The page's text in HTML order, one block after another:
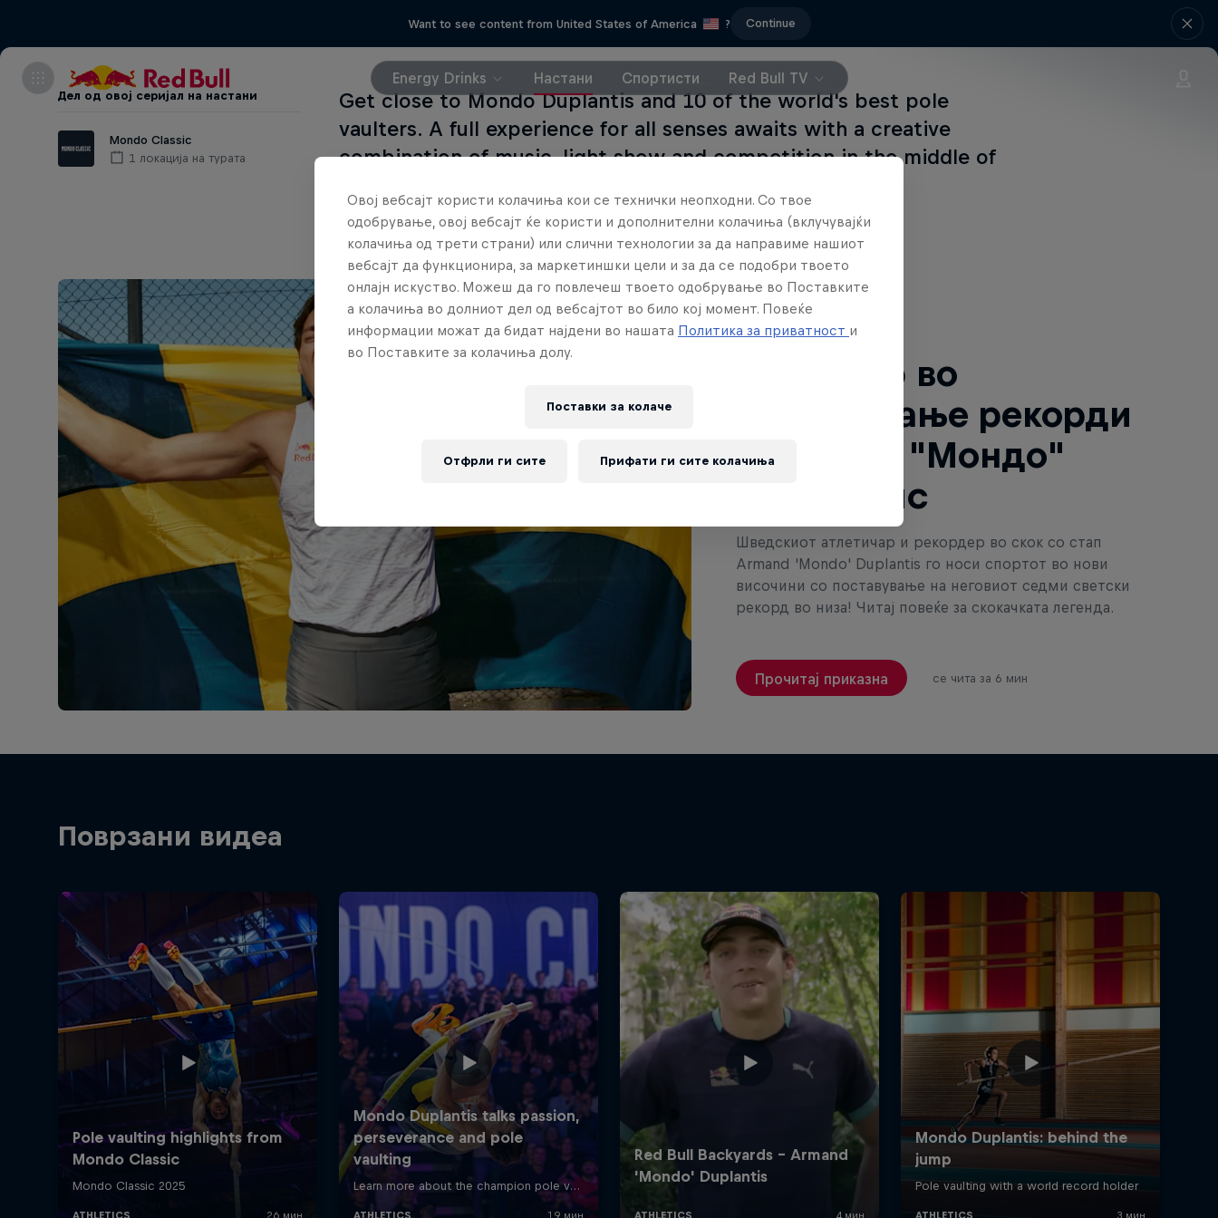
Want to see content from United States of America ? Continue
Energy Drinks Настани Спортисти Red Bull TV
Дел од овој серијал на настани
Mondo Classic
1 локација на турата
Get close to Mondo Duplantis and 10 of the world's best pole
vaulters. A full experience for all senses awaits with a creative
combination of music, light show and competition in the middle of
Читај го ова следно
Рекордер во
поставување рекорди
- Арманд "Мондо"
Дуплантис
Шведскиот атлетичар и рекордер во скок со стап
Armand 'Mondo' Duplantis го носи спортот во нови
височини со поставување на неговиот седми светски
рекорд во низа! Читај повеќе за скокачката легенда.
Прочитај приказна се чита за 6 мин
Поврзани видеа
Овој вебсајт користи колачиња кои се технички неопходни. Со твое
одобрување, овој вебсајт ќе користи и дополнителни колачиња (вклучувајќи
колачиња од трети страни) или слични технологии за да направиме нашиот
вебсајт да функционира, за маркетиншки цели и за да се подобри твоето
онлајн искуство. Можеш да го повлечеш твоето одобрување во Поставките
а колачиња во долниот дел од вебсајтот во било кој момент. Повеќе
информации можат да бидат најдени во нашата Политика за приватност и
во Поставките за колачиња долу.
Поставки за колачe
Отфрли ги сите Прифати ги сите колачиња